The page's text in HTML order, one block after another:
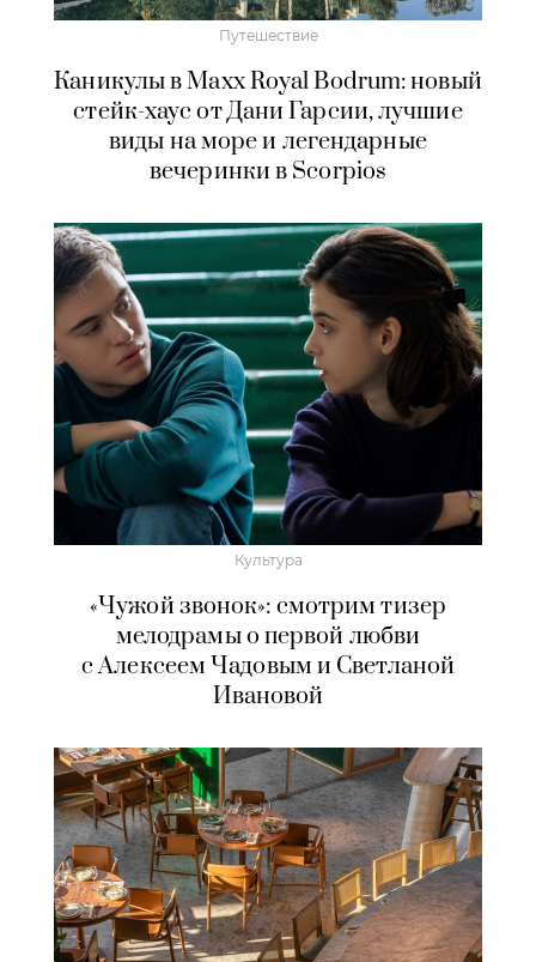
Путешествие
Каникулы в Maxx Royal Bodrum: новый
стейк-хаус от Дани Гарсии, лучшие
виды на море и легендарные
вечеринки в Scorpios
Культура
«Чужой звонок»: смотрим тизер
мелодрамы о первой любви
с Алексеем Чадовым и Светланой
Ивановой